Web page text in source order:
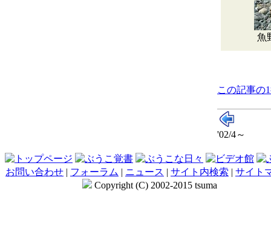
魚
この記事の
'02/4～
お問い合わせ | フォーラム | ニュース | サイト内検索 | サイト
Copyright (C) 2002-2015 tsuma